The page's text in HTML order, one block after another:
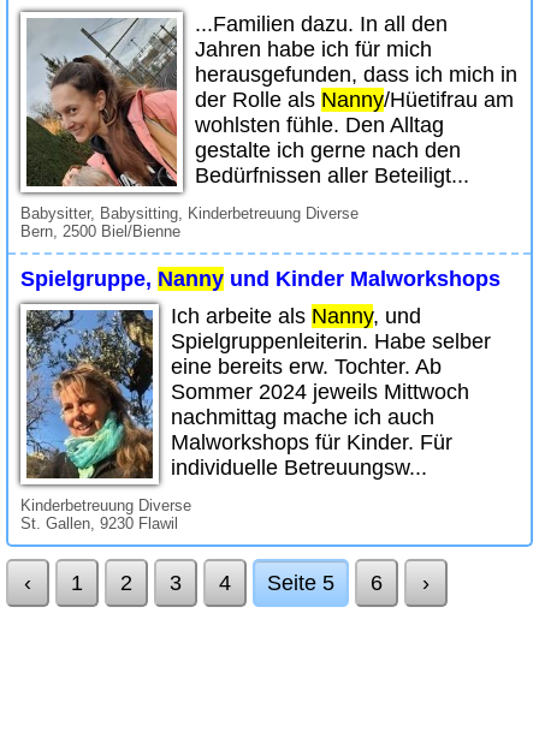
...Familien dazu. In all den
Jahren habe ich für mich
herausgefunden, dass ich mich in
der Rolle als Nanny/Hüetifrau am
wohlsten fühle. Den Alltag
gestalte ich gerne nach den
Bedürfnissen aller Beteiligt...
Babysitter, Babysitting, Kinderbetreuung Diverse
Bern, 2500 Biel/Bienne
Spielgruppe, Nanny und Kinder Malworkshops
Ich arbeite als Nanny, und
Spielgruppenleiterin. Habe selber
eine bereits erw. Tochter. Ab
Sommer 2024 jeweils Mittwoch
nachmittag mache ich auch
Malworkshops für Kinder. Für
individuelle Betreuungsw...
Kinderbetreuung Diverse
St. Gallen, 9230 Flawil
‹ 1 2 3 4 Seite 5 6 ›